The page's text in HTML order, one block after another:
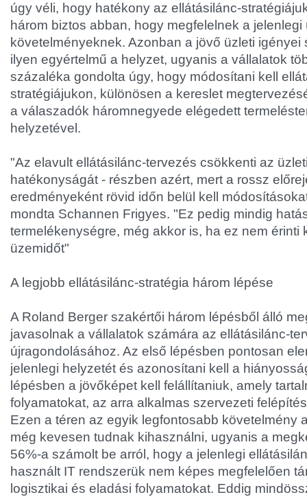
úgy véli, hogy hatékony az ellátásilánc-
három biztos abban, hogy megfelelnek a jelenlegi
követelményeknek. Azonban a jövő üzleti igényei
ilyen egyértelmű a helyzet, ugyanis a vállalatok
százaléka gondolta úgy, hogy módosítani kell
stratégiájukon, különösen a kereslet
a válaszadók háromnegyede elégedett
helyzetével.
"Az elavult ellátásilánc-tervezés csökkenti az
hatékonyságát - részben azért, mert a rossz
eredményeként rövid időn belül kell
mondta Schannen Frigyes. "Ez pedig mindig
termelékenységre, még akkor is, ha ez nem érinti
üzemidőt"
A legjobb ellátásilánc-stratégia három lépése
A Roland Berger szakértői három lépésből álló
javasolnak a vállalatok számára az ellátásilánc-
újragondolásához. Az első lépésben pontosan
jelenlegi helyzetét és azonosítani kell a
lépésben a jövőképet kell felállítaniuk, amely
folyamatokat, az arra alkalmas szervezeti
Ezen a téren az egyik legfontosabb követelmény
még kevesen tudnak kihasználni, ugyanis a
56%-a számolt be arról, hogy a jelenlegi
használt IT rendszerük nem képes megfelelően
logisztikai és eladási folyamatokat. Eddig